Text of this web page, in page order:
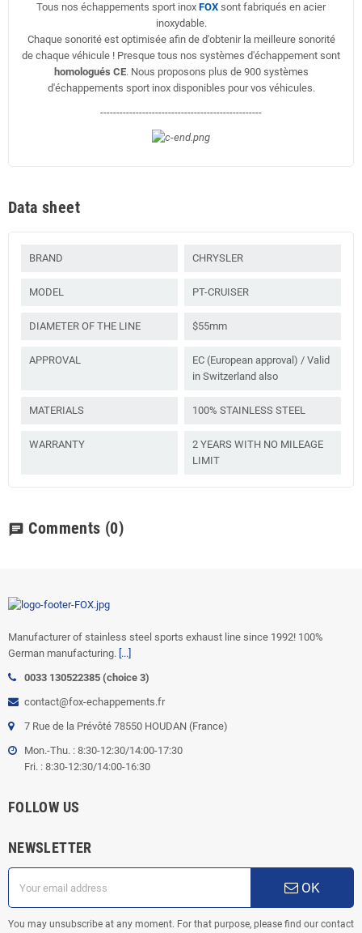
Tous nos échappements sport inox FOX sont fabriqués en acier
inoxydable.
Chaque sonorité est optimisée afin de d'obtenir la meilleure sonorité
de chaque véhicule ! Presque tous nos systèmes d'échappement sont
homologués CE. Nous proposons plus de 900 systèmes
d'échappements sport inox disponibles pour vos véhicules.
--------------------------------------------------
Data sheet
BRAND CHRYSLER
MODEL PT-CRUISER
DIAMETER OF THE LINE $55mm
APPROVAL
EC (European approval) / Valid
in Switzerland also
MATERIALS 100% STAINLESS STEEL
WARRANTY
2 YEARS WITH NO MILEAGE
LIMIT
chat Comments (0)
Manufacturer of stainless steel sports exhaust line since 1992! 100%
German manufacturing. [...]
0033 130522385 (choice 3)
contact@fox-echappements.fr
7 Rue de la Prévôté 78550 HOUDAN (France)
Mon.-Thu. : 8:30-12:30/14:00-17:30
Fri. : 8:30-12:30/14:00-16:30
FOLLOW US
NEWSLETTER
OK
You may unsubscribe at any moment. For that purpose, please find our contact